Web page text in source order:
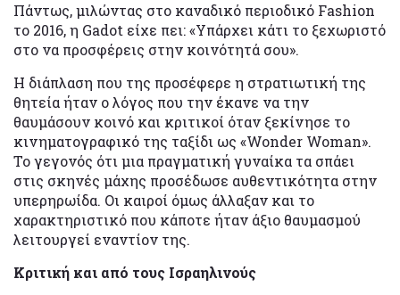
Πάντως, μιλώντας στο καναδικό περιοδικό Fashion
το 2016, η Gadot είχε πει: «Υπάρχει κάτι το ξεχωριστό
στο να προσφέρεις στην κοινότητά σου».
Η διάπλαση που της προσέφερε η στρατιωτική της
θητεία ήταν ο λόγος που την έκανε να την
θαυμάσουν κοινό και κριτικοί όταν ξεκίνησε το
κινηματογραφικό της ταξίδι ως «Wonder Woman».
Το γεγονός ότι μια πραγματική γυναίκα τα σπάει
στις σκηνές μάχης προσέδωσε αυθεντικότητα στην
υπερηρωίδα. Οι καιροί όμως άλλαξαν και το
χαρακτηριστικό που κάποτε ήταν άξιο θαυμασμού
λειτουργεί εναντίον της.
Κριτική και από τους Ισραηλινούς